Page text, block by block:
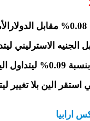
الجنيه الاسترليني
117.81 .
الين بلا تغيير
ارابيا